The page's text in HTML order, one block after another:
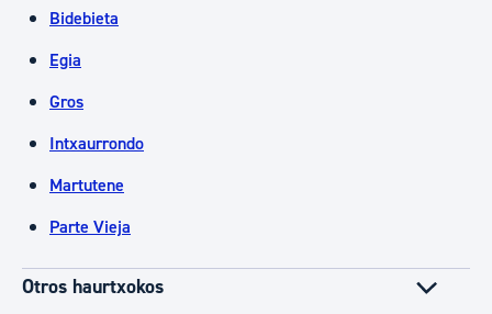
Bidebieta
Egia
Gros
Intxaurrondo
Martutene
Parte Vieja
Otros haurtxokos